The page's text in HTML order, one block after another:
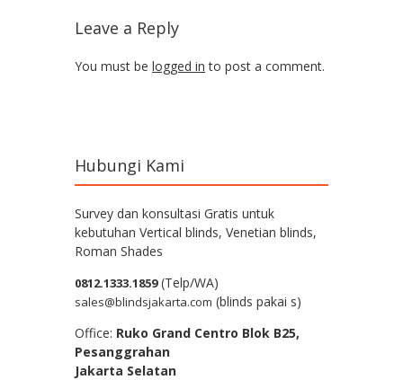
Leave a Reply
You must be logged in to post a comment.
Hubungi Kami
Survey dan konsultasi Gratis untuk
kebutuhan Vertical blinds, Venetian blinds,
Roman Shades
0812.1333.1859 (Telp/WA)
sales@blindsjakarta.com (blinds pakai s)
Office: Ruko Grand Centro Blok B25,
Pesanggrahan
Jakarta Selatan